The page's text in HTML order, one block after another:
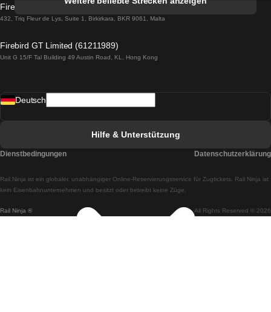
Züge von Lissabon nach Lagos
Züge von Lissabon nach Madrid
Züge von Lissabon nach Braga
Züge von Braga nach Lissabon
Firebird GT Limited (OC 1451)
432, Triq Fleur de Lys, Suite 1, Birkirkara, BKR 9061, Malta
Firebird GT Limited (61211989)
Unit G 15/F Tal Building 49 Austin Road, KL, Hong Kong
Rail Ninja ® All Rights Reserved © 2026
Rail.Ninja ist ein globaler, unabhängiger Online-Reservierungsservice für Zugtickets. Rail Ninja ist
kein Eisenbahnunternehmen und besitzt oder betreibt keine Züge.
Deutsch
Hilfe & Unterstützung
Dienstbedingungen Datenschutzerklärung